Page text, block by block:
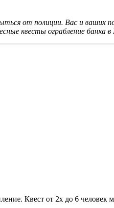
от полиции. Вас и ваших
квесты ограбление банка
Квест от 2х до 6 человек